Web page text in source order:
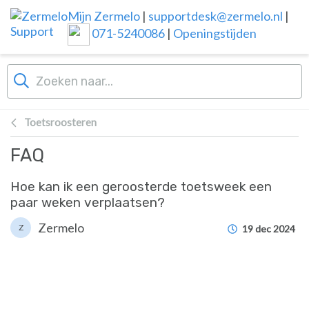
Overslaan naar hoofdinhoud
Mijn Zermelo | supportdesk@zermelo.nl |
071-5240086 | Openingstijden
Toetsroosteren
FAQ
Hoe kan ik een geroosterde toetsweek een
paar weken verplaatsen?
Z Zermelo 19 dec 2024